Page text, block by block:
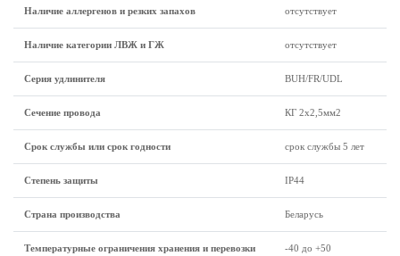
Наличие аллергенов и резких запахов отсутствует
Наличие категории ЛВЖ и ГЖ отсутствует
Серия удлинителя BUH/FR/UDL
Сечение провода КГ 2x2,5мм2
Срок службы или срок годности срок службы 5 лет
Степень защиты IP44
Страна производства Беларусь
Температурные ограничения хранения и перевозки -40 до +50